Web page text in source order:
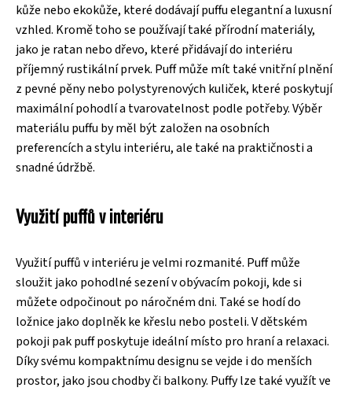
kůže nebo ekokůže, které dodávají puffu elegantní a luxusní
vzhled. Kromě toho se používají také přírodní materiály,
jako je ratan nebo dřevo, které přidávají do interiéru
příjemný rustikální prvek. Puff může mít také vnitřní plnění
z pevné pěny nebo polystyrenových kuliček, které poskytují
maximální pohodlí a tvarovatelnost podle potřeby. Výběr
materiálu puffu by měl být založen na osobních
preferencích a stylu interiéru, ale také na praktičnosti a
snadné údržbě.
Využití puffů v interiéru
Využití puffů v interiéru je velmi rozmanité. Puff může
sloužit jako pohodlné sezení v obývacím pokoji, kde si
můžete odpočinout po náročném dni. Také se hodí do
ložnice jako doplněk ke křeslu nebo posteli. V dětském
pokoji pak puff poskytuje ideální místo pro hraní a relaxaci.
Díky svému kompaktnímu designu se vejde i do menších
prostor, jako jsou chodby či balkony. Puffy lze také využít ve